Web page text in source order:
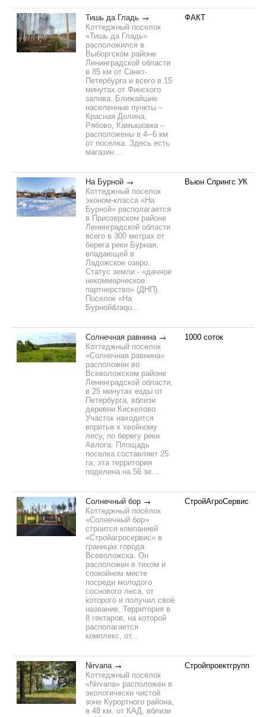
Тишь да Гладь
Коттеджный поселок
«Тишь да Гладь»
расположился в
Выборгском районе
Ленинградской области
в 85 км от Санкт-
Петербурга и всего в 15
минутах от Финского
залива. Ближайшие
населенные пункты –
Красная Долина,
Рябово, Камышовка –
расположены в 4─6 км
от поселка. Здесь есть
магазин...
ФАКТ
На Бурной
Коттеджный поселок
эконом-класса «На
Бурной» располагается
в Приозерском районе
Ленинградской области
всего в 300 метрах от
берега реки Бурная,
впадающей в
Ладожское озеро.
Статус земли - «дачное
некоммерческое
партнерство» (ДНП).
Поселок «На
Бурной&raqu...
Вьюн Спрингс УК
Солнечная равнина
Коттеджный поселок
«Солнечная равнина»
расположен во
Всеволожском районе
Ленинградской области,
в 25 минутах езды от
Петербурга, вблизи
деревни Кискелово.
Участок находится
впритык к хвойному
лесу, по берегу реки
Авлога. Площадь
поселка составляет 25
га, эта территория
поделена на 56 зе...
1000 соток
Солнечный бор
Коттеджный посёлок
«Солнечный бор»
строится компанией
«Стройагросервис» в
границах города
Всеволожска. Он
расположен в тихом и
спокойном месте
посреди молодого
соснового леса, от
которого и получил своё
название. Территория в
8 гектаров, на которой
располагается
комплекс, от...
СтройАгроСервис
Nirvana
Коттеджный поселок
«Nirvana» расположен в
экологически чистой
зоне Курортного района,
в 48 км. от КАД, вблизи
Стройпроектгрупп